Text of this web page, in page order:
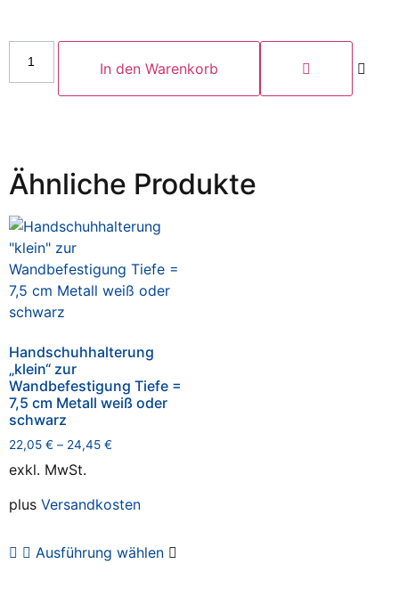
In den Warenkorb
Ähnliche Produkte
Handschuhhalterung
„klein“ zur
Wandbefestigung Tiefe =
7,5 cm Metall weiß oder
schwarz
22,05 € – 24,45 €
exkl. MwSt.
plus Versandkosten
Ausführung wählen